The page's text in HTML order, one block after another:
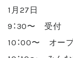
1月27日
9：30〜 受付
10：00〜 オー